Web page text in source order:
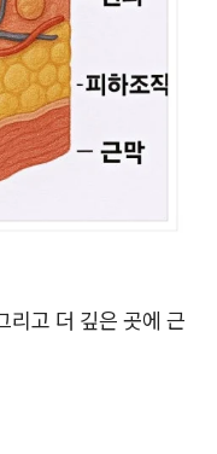
리고 더 깊은 곳에 근